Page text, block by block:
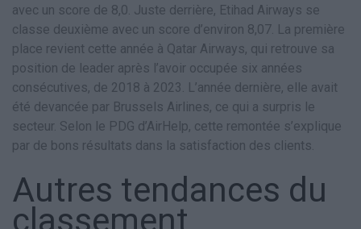
avec un score de 8,0. Juste derrière, Etihad Airways se
classe deuxième avec un score d’environ 8,07. La première
place revient cette année à Qatar Airways, qui retrouve sa
position de leader après l’avoir occupée six années
consécutives, de 2018 à 2023. L’année dernière, elle avait
été devancée par Brussels Airlines, ce qui a surpris le
secteur. Selon le PDG d’AirHelp, cette remontée s’explique
par de bons résultats dans la satisfaction des clients.
Autres tendances du
classement